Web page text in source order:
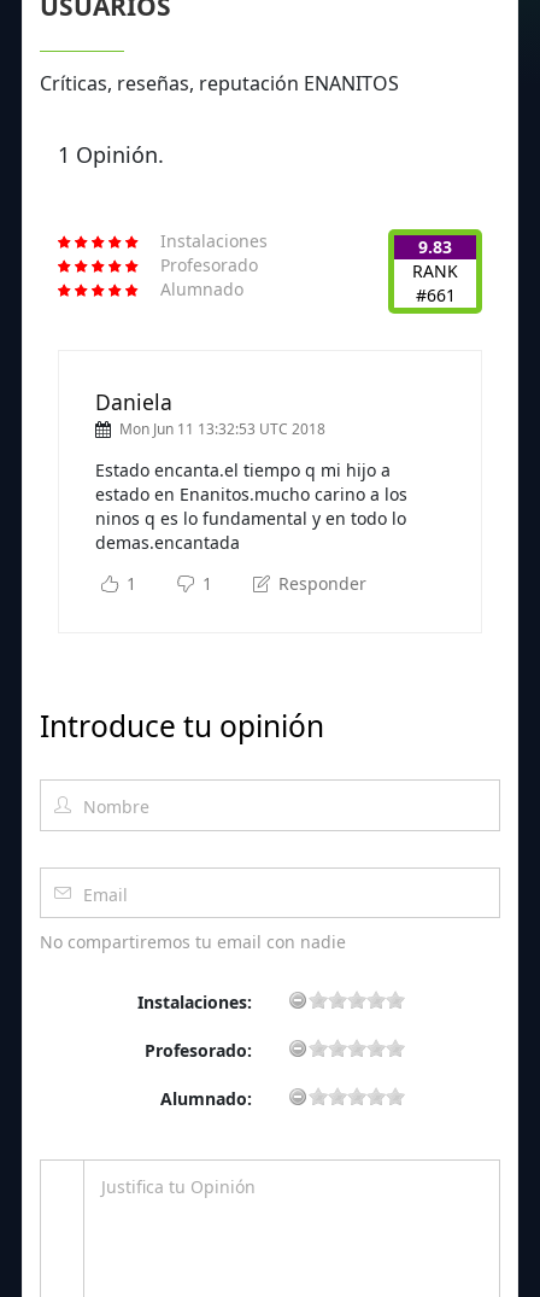
Críticas, reseñas, reputación ENANITOS
1 Opinión.
Instalaciones
Profesorado
Alumnado
9.83
RANK
#661
Daniela
Mon Jun 11 13:32:53 UTC 2018
Estado encanta.el tiempo q mi hijo a
estado en Enanitos.mucho carino a los
ninos q es lo fundamental y en todo lo
demas.encantada
1
1 Responder
Introduce tu opinión
No compartiremos tu email con nadie
Instalaciones:
Profesorado:
Alumnado: